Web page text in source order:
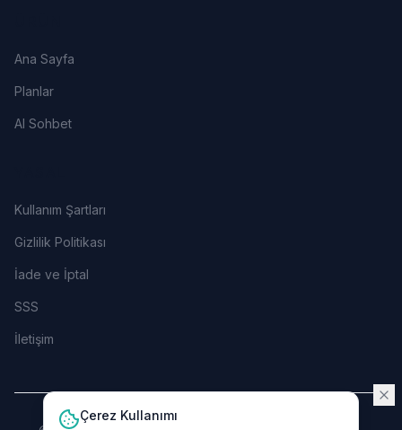
Ana Sayfa
Planlar
AI Sohbet
Kullanım Şartları
Gizlilik Politikası
İade ve İptal
SSS
İletişim
Çerez Kullanımı